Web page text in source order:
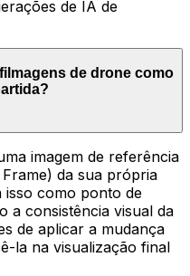
de IA de
de drone como
imagem de referência
da sua própria
isso como ponto de
a consistência visual da
de aplicar a mudança
la na visualização final